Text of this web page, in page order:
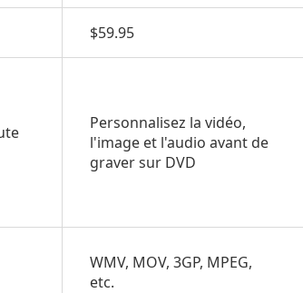
$59.95
Personnalisez la vidéo,
l'image et l'audio avant de
graver sur DVD
WMV, MOV, 3GP, MPEG,
etc.